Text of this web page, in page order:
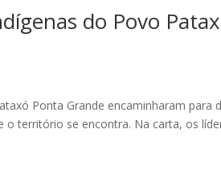
do Povo
Ponta Grande encaminharam para
território se encontra. Na carta, os